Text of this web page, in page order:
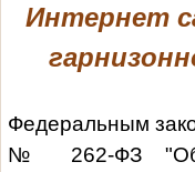
Интернет
Федеральным
№ 262-ФЗ "Об